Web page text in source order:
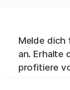
Melde dich
an. Erhalte
profitiere